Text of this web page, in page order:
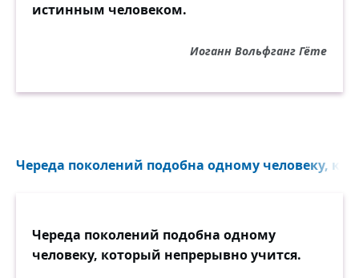
истинным человеком.
Иоганн Вольфганг Гёте
Череда поколений подобна одному человеку,
Череда поколений подобна одному
человеку, который непрерывно учится.